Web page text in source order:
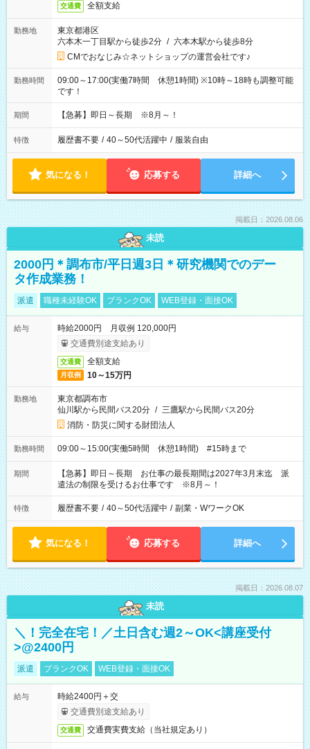
交通費 全額支給
勤務地
東京都港区
六本木一丁目駅から徒歩2分 / 六本木駅から徒歩8分
CMでおなじみ☆ネットショップの運営会社です♪
勤務時間
09:00～17:00(実働7時間 休憩1時間) ※10時～18時も調整可能
です！
期間 【急募】即日～長期 ※8月～！
特徴 履歴書不要 / 40～50代活躍中 / 服装自由
気になる！ 応募する 詳細へ
掲載日：2026.08.06
未読
2000円＊調布市/平日週3日＊研究機関でのデー
タ作成業務！
派遣 職種未経験OK ブランクOK WEB登録・面接OK
給与
時給2000円 月収例 120,000円
交通費別途支給あり
交通費 全額支給
月収例 10～15万円
勤務地
東京都調布市
仙川駅から民間バス20分 / 三鷹駅から民間バス20分
消防・防災に関する財団法人
勤務時間 09:00～15:00(実働5時間 休憩1時間) #15時まで
期間
【急募】即日～長期 お仕事の最長期間は2027年3月末迄 派
遣法の制限を受けるお仕事です ※8月～！
特徴 履歴書不要 / 40～50代活躍中 / 副業・WワークOK
気になる！ 応募する 詳細へ
掲載日：2026.08.07
未読
＼！完全在宅！／土日含む週2～OK<講座受付
>@2400円
派遣 ブランクOK WEB登録・面接OK
給与
時給2400円＋交
交通費別途支給あり
交通費 交通費実費支給（当社規定あり）